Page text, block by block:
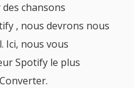
chansons
, nous devrons nous
Ici, nous vous
Spotify le plus